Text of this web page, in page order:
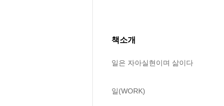
책소개
일은 자아실현이며 삶이다
일(WORK)